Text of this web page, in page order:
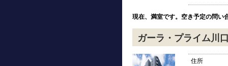
現在、満室です。空き予定の問い
ガーラ・プライム川
住所